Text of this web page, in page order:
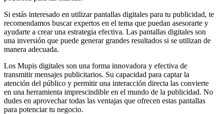
Si estás interesado en utilizar pantallas digitales para tu publicidad, te
recomendamos buscar expertos en el tema que puedan asesorarte y
ayudarte a crear una estrategia efectiva. Las pantallas digitales son
una inversión que puede generar grandes resultados si se utilizan de
manera adecuada.
Los Mupis digitales son una forma innovadora y efectiva de
transmitir mensajes publicitarios. Su capacidad para captar la
atención del público y permitir una interacción directa las convierte
en una herramienta imprescindible en el mundo de la publicidad. No
dudes en aprovechar todas las ventajas que ofrecen estas pantallas
para potenciar tu negocio.